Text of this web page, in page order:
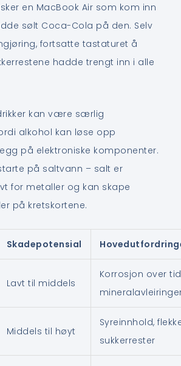
en MacBook Air som kom inn
sølt Coca-Cola på den. Selv
fortsatte tastaturet å
hadde trengt inn i alle
kan være særlig
alkohol kan løse opp
på elektroniske komponenter.
på saltvann – salt er
for metaller og kan skape
på kretskortene.
Skadepotensial
Lavt til middels
Korrosjon over
Middels til høyt
Syreinnhold,
sukkerrester